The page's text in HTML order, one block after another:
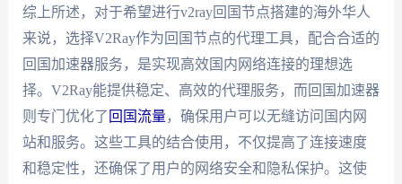
综上所述，对于希望进行v2ray回国节点搭建的海外华人
来说，选择V2Ray作为回国节点的代理工具，配合合适的
回国加速器服务，是实现高效国内网络连接的理想选
择。V2Ray能提供稳定、高效的代理服务，而回国加速器
则专门优化了 回国流量，确保用户可以无缝访问国内网
站和服务。这些工具的结合使用，不仅提高了连接速度
和稳定性，还确保了用户的网络安全和隐私保护。这使